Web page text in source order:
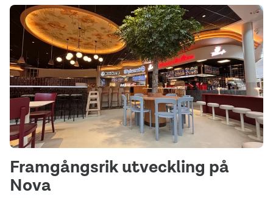
Framgångsrik utveckling på
Nova